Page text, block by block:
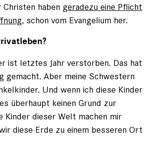
haben geradezu eine Pflicht
, schon vom Evangelium her.
ist letztes Jahr verstorben. Das hat
gemacht. Aber meine Schwestern
Und wenn ich diese Kinder
überhaupt keinen Grund zur
Kinder dieser Welt machen mir
diese Erde zu einem besseren Ort